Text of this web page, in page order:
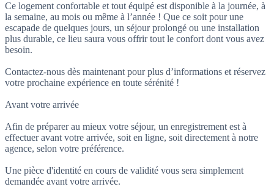
Ce logement confortable et tout équipé est disponible à la journée, à
la semaine, au mois ou même à l’année ! Que ce soit pour une
escapade de quelques jours, un séjour prolongé ou une installation
plus durable, ce lieu saura vous offrir tout le confort dont vous avez
besoin.
Contactez-nous dès maintenant pour plus d’informations et réservez
votre prochaine expérience en toute sérénité !
Avant votre arrivée
Afin de préparer au mieux votre séjour, un enregistrement est à
effectuer avant votre arrivée, soit en ligne, soit directement à notre
agence, selon votre préférence.
Une pièce d'identité en cours de validité vous sera simplement
demandée avant votre arrivée.